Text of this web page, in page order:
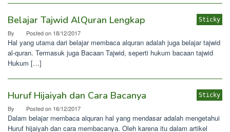
Belajar Tajwid AlQuran Lengkap
By Posted on 18/12/2017
Hal yang utama dari belajar membaca alquran adalah juga belajar tajwid
al-quran. Termasuk juga Bacaan Tajwid, seperti hukum bacaan tajwid
Hukum […]
Sticky
Huruf Hijaiyah dan Cara Bacanya
By Posted on 16/12/2017
Dalam belajar membaca alquran hal yang mendasar adalah mengetahui
Huruf hijaiyah dan cara membacanya. Oleh karena itu dalam artikel
Sticky